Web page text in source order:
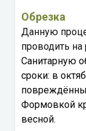
Обрезка
Данную
проводить на
Санитарную
сроки: в
Формовкой
весной.